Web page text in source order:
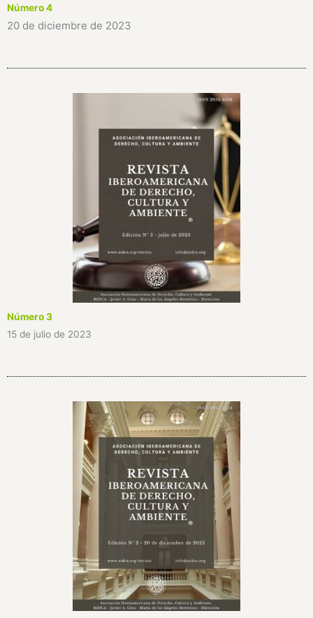
Número 4
20 de diciembre de 2023
Número 3
15 de julio de 2023